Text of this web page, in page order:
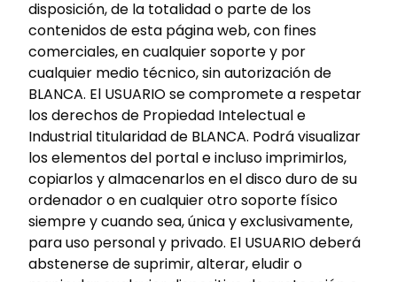
disposición, de la totalidad o parte de los
contenidos de esta página web, con fines
comerciales, en cualquier soporte y por
cualquier medio técnico, sin autorización de
BLANCA. El USUARIO se compromete a respetar
los derechos de Propiedad Intelectual e
Industrial titularidad de BLANCA. Podrá visualizar
los elementos del portal e incluso imprimirlos,
copiarlos y almacenarlos en el disco duro de su
ordenador o en cualquier otro soporte físico
siempre y cuando sea, única y exclusivamente,
para uso personal y privado. El USUARIO deberá
abstenerse de suprimir, alterar, eludir o